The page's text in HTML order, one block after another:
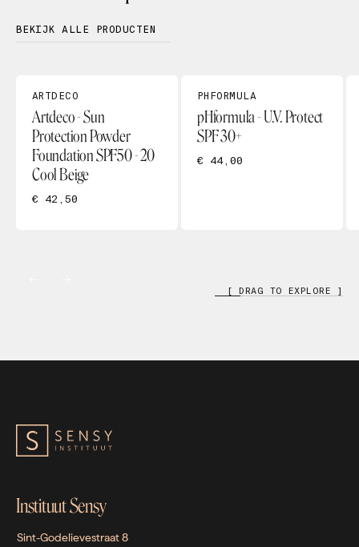
BEKIJK ALLE PRODUCTEN
ARTDECO
Artdeco - Sun
Protection Powder
Foundation SPF50 - 20
Cool Beige
€ 42,50
PHFORMULA
pHformula - U.V. Protect
SPF 30+
€ 44,00
[ DRAG TO EXPLORE ]
Instituut Sensy
Sint-Godelievestraat 8